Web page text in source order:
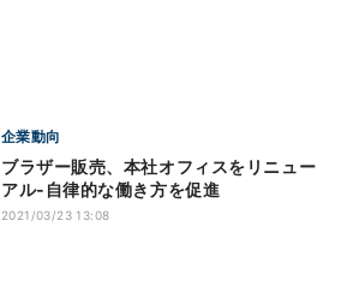
企業動向
ブラザー販売、本社オフィスをリニュー
アル‐自律的な働き方を促進
2021/03/23 13:08